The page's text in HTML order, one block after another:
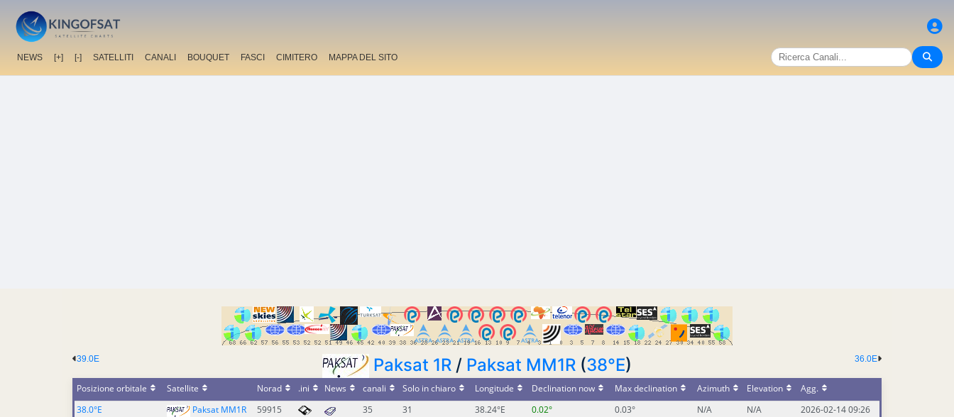
NEWS [+] [-] SATELLITI CANALI BOUQUET FASCI CIMITERO MAPPA DEL SITO
36.0E
39.0E Paksat 1R / Paksat MM1R (38°E)
Posizione orbitale Satellite Norad .ini News canali Solo in chiaro Longitude Declination now Max declination Azimuth Elevation
Agg.
38.0°E
Paksat MM1R 59915 35 31 38.24°E 0.02° 0.03° N/A N/A
2026-02-14 09:26